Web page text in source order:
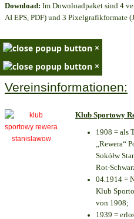
Download: Im Downloadpaket sind 4
AI EPS, PDF) und 3 Pixelgrafikformate
×
×
Vereinsinformationen:
Klub Sportowy
1908 = als
„Rewera“
Sokółw
Rot-
04.1914 =
Klub
von 1908;
1939 =